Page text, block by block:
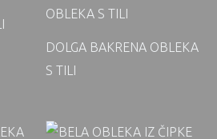
DOLGA BAKRENA OBLEKA
S TILI